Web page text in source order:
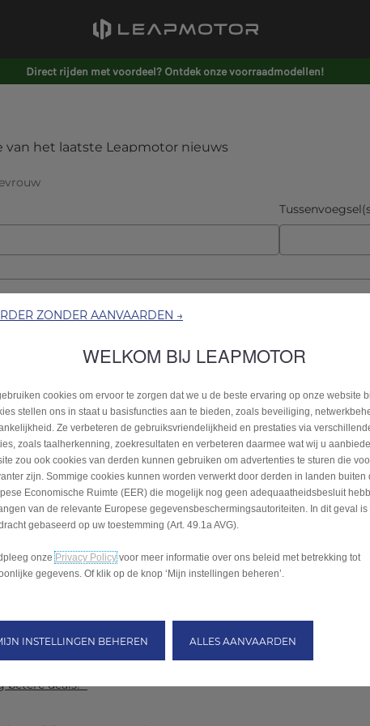
Direct rijden met voordeel? Ontdek onze voorraadmodellen!
ZONDER AANVAARDEN →
WELKOM BIJ LEAPMOTOR
cookies om ervoor te zorgen dat we u de beste ervaring op onze website
stellen ons in staat u basisfuncties aan te bieden, zoals beveiliging,
Ze verbeteren de gebruiksvriendelijkheid en prestaties via
zoals taalherkenning, zoekresultaten en verbeteren daarmee wat wij u
zou ook cookies van derden kunnen gebruiken om advertenties te sturen die
zijn. Sommige cookies kunnen worden verwerkt door derden in landen buiten
Economische Ruimte (EER) die mogelijk nog geen adequaatheidsbesluit
van de relevante Europese gegevensbeschermingsautoriteiten. In dit geval is
gebaseerd op uw toestemming (Art. 49.1a AVG).
onzePrivacy Policyvoor meer informatie over ons beleid met betrekking tot
gegevens. Of klik op de knop ‘Mijn instellingen beheren’.
MIJN INSTELLINGEN BEHEREN ALLES AANVAARDEN